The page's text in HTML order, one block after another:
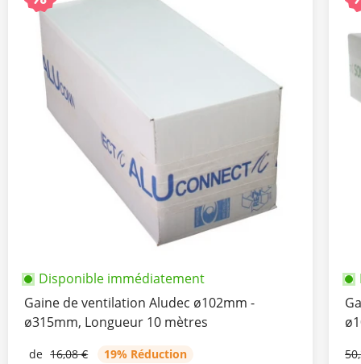
Disponible immédiatement
Gaine de ventilation Aludec ø102mm -
ø315mm, Longueur 10 mètres
de 16,08 € 19% Réduction